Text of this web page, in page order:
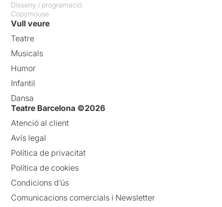
Disseny i programació:
Copymouse
Vull veure
Teatre
Musicals
Humor
Infantil
Dansa
Teatre Barcelona ©2026
Atenció al client
Avís legal
Política de privacitat
Política de cookies
Condicions d’ús
Comunicacions comercials i Newsletter